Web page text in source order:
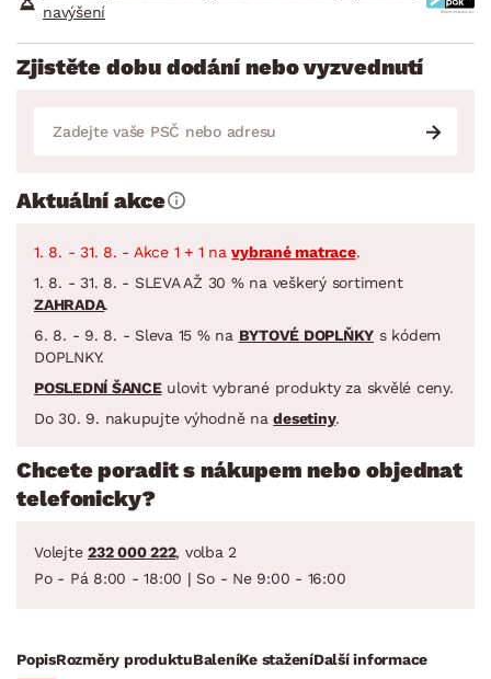
navýšení
Zjistěte dobu dodání nebo vyzvednutí
Aktuální akce
1. 8. - 31. 8. - Akce 1 + 1 navybrané matrace.
1. 8. - 31. 8. - SLEVA AŽ 30 % na veškerý sortiment
ZAHRADA.
6. 8. - 9. 8. - Sleva 15 % na BYTOVÉ DOPLŇKY s kódem
DOPLNKY.
POSLEDNÍ ŠANCEulovit vybrané produkty za skvělé ceny.
Do 30. 9. nakupujte výhodně nadesetiny.
Chcete poradit s nákupem nebo objednat
telefonicky?
Volejte 232 000 222, volba 2
Po - Pá 8:00 - 18:00 | So - Ne 9:00 - 16:00
PopisRozměry produktuBaleníKe staženíDalší informace